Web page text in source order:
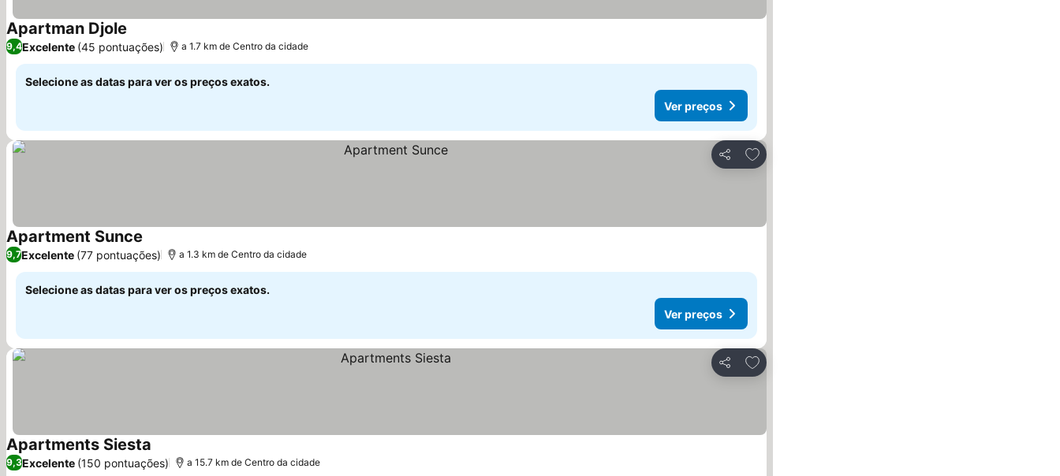
Apartman Djole Ver preços
9,4Excelente (45 pontuações) a 1.7 km de Centro da cidade
Selecione as datas para ver os preços exatos.
Ver preços
Partilhar
Adicionar aos favoritos
Apartment Sunce Ver preços
9,7Excelente (77 pontuações) a 1.3 km de Centro da cidade
Selecione as datas para ver os preços exatos.
Ver preços
Partilhar
Adicionar aos favoritos
Apartments Siesta Ver preços
9,3Excelente (150 pontuações) a 15.7 km de Centro da cidade